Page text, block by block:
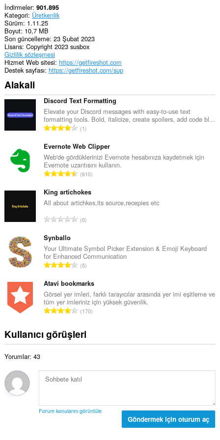
İndirmeler 901.895
Kategori Üretkenlik
Sürüm 1.11.25
Boyut 10,7 MB
Son güncelleme 23 Şubat 2023
Lisans Copyright 2023 susbox
Gizlilik sözleşmesi
Hizmet Web sitesi https://getfireshot.com
Destek sayfası https://getfireshot.com/sup
Alakali
Discord Text Formatting
Elevate your Discord messages with easy-to-use text
formatting tools. Bold, italicize, create spoilers, add code bl...
T
p
l
a
m
y
s
a
y
s
ı
:
1
Evernote Web Clipper
Web'de gördüklerinizi Evernote hesabınıza kaydetmek için
Evernote uzantısını kullanın.
T
p
l
m
s
a
y
ı
s
ı
:
610
King artichokes
All about artichkes,its source,recepies etc
T
l
a
m
y
s
a
y
s
ı
0
Synballo
Your Ultimate Symbol Picker Extension & Emoji Keyboard
for Enhanced Communication
T
p
l
a
m
y
s
ı
s
5
Atavi bookmarks
Görsel yer imleri, farklı tarayıcılar arasında yer imi eşitleme ve
tüm yer imleriniz için yüksek güvenlik.
T
p
l
o
y
y
170
Kullanıcı görüşleri
Yorumlar: 43
Forum konularını görüntüle
Göndermek için oturum aç